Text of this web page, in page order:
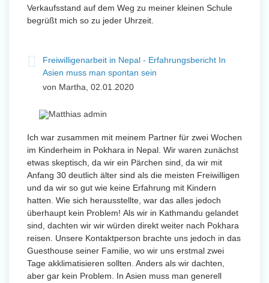
Verkaufsstand auf dem Weg zu meiner kleinen Schule
begrüßt mich so zu jeder Uhrzeit.
Freiwilligenarbeit in Nepal - Erfahrungsbericht In
Asien muss man spontan sein
von Martha, 02.01.2020
Ich war zusammen mit meinem Partner für zwei Wochen
im Kinderheim in Pokhara in Nepal. Wir waren zunächst
etwas skeptisch, da wir ein Pärchen sind, da wir mit
Anfang 30 deutlich älter sind als die meisten Freiwilligen
und da wir so gut wie keine Erfahrung mit Kindern
hatten. Wie sich herausstellte, war das alles jedoch
überhaupt kein Problem! Als wir in Kathmandu gelandet
sind, dachten wir wir würden direkt weiter nach Pokhara
reisen. Unsere Kontaktperson brachte uns jedoch in das
Guesthouse seiner Familie, wo wir uns erstmal zwei
Tage akklimatisieren sollten. Anders als wir dachten,
aber gar kein Problem. In Asien muss man generell